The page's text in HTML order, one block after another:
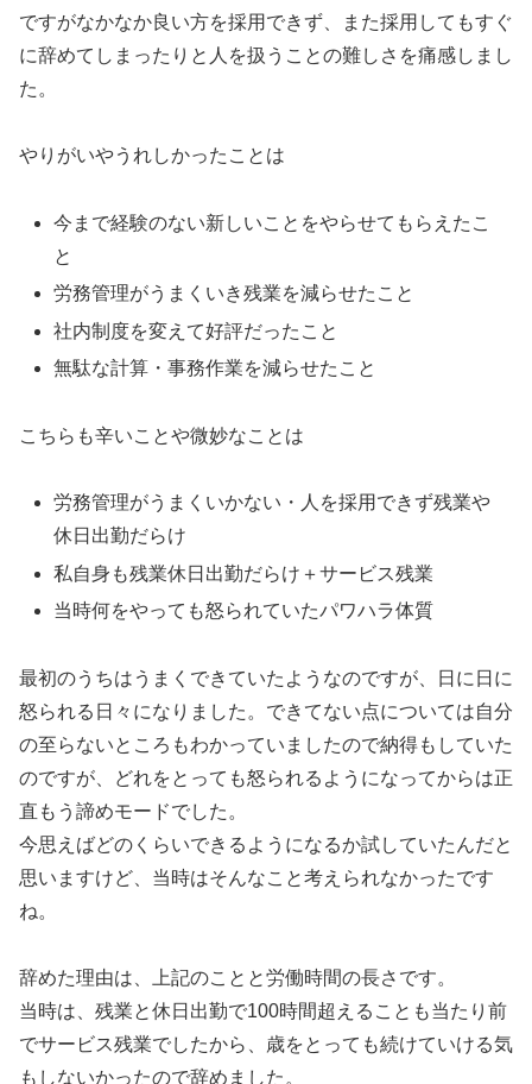
ですがなかなか良い方を採用できず、また採用してもすぐ
に辞めてしまったりと人を扱うことの難しさを痛感しまし
た。
やりがいやうれしかったことは
今まで経験のない新しいことをやらせてもらえたこ
と
労務管理がうまくいき残業を減らせたこと
社内制度を変えて好評だったこと
無駄な計算・事務作業を減らせたこと
こちらも辛いことや微妙なことは
労務管理がうまくいかない・人を採用できず残業や
休日出勤だらけ
私自身も残業休日出勤だらけ＋サービス残業
当時何をやっても怒られていたパワハラ体質
最初のうちはうまくできていたようなのですが、日に日に
怒られる日々になりました。できてない点については自分
の至らないところもわかっていましたので納得もしていた
のですが、どれをとっても怒られるようになってからは正
直もう諦めモードでした。
今思えばどのくらいできるようになるか試していたんだと
思いますけど、当時はそんなこと考えられなかったです
ね。
辞めた理由は、上記のことと労働時間の長さです。
当時は、残業と休日出勤で100時間超えることも当たり前
でサービス残業でしたから、歳をとっても続けていける気
もしないかったので辞めました。